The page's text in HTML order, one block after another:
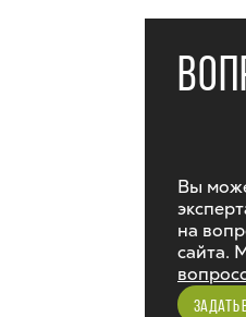
Вы
на
сайта.
ЗАДАТЬ